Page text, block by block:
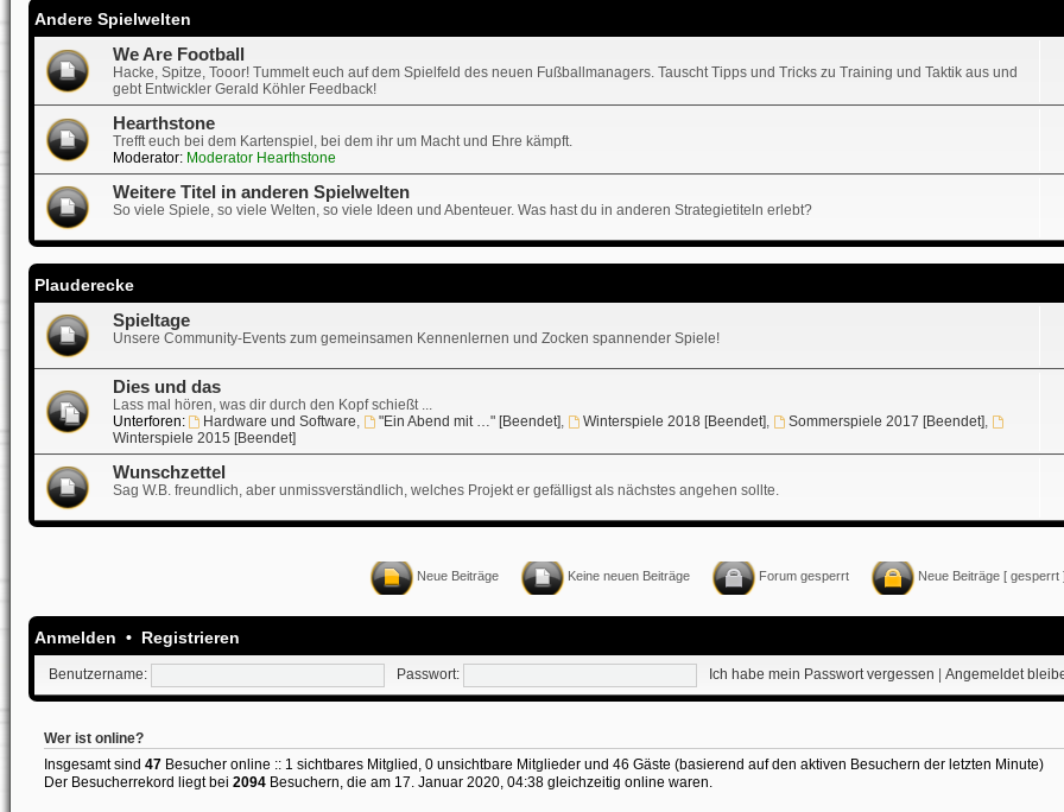
Andere Spielwelten
We Are Football
Hacke, Spitze, Tooor! Tummelt euch auf dem Spielfeld des neuen Fußballmanagers. Tauscht Tipps und Tricks zu Training und Taktik aus und
gebt Entwickler Gerald Köhler Feedback!
Hearthstone
Trefft euch bei dem Kartenspiel, bei dem ihr um Macht und Ehre kämpft.
Moderator: Moderator Hearthstone
Weitere Titel in anderen Spielwelten
So viele Spiele, so viele Welten, so viele Ideen und Abenteuer. Was hast du in anderen Strategietiteln erlebt?
Plauderecke
Spieltage
Unsere Community-Events zum gemeinsamen Kennenlernen und Zocken spannender Spiele!
Dies und das
Lass mal hören, was dir durch den Kopf schießt ...
Unterforen:
Hardware und Software, "Ein Abend mit …" [Beendet], Winterspiele 2018 [Beendet], Sommerspiele 2017 [Beendet],
Winterspiele 2015 [Beendet]
Wunschzettel
Sag W.B. freundlich, aber unmissverständlich, welches Projekt er gefälligst als nächstes angehen sollte.
Neue Beiträge Keine neuen Beiträge Forum gesperrt Neue Beiträge [ gesperrt
Anmelden • Registrieren
Benutzername: Passwort: Ich habe mein Passwort vergessen Angemeldet
Wer ist online?
Insgesamt sind 47Besucher online :: 1 sichtbares Mitglied, 0 unsichtbare Mitglieder und 46 Gäste (basierend auf den aktiven Besuchern der letzten Minute)
Der Besucherrekord liegt bei 2094Besuchern, die am 17. Januar 2020, 04:38 gleichzeitig online waren.